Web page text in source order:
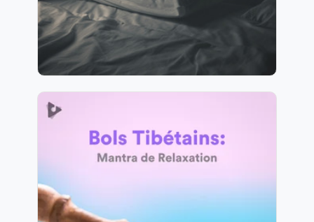
1,817 suiveurs
Bols Tibétains: Mantra de
Relaxation